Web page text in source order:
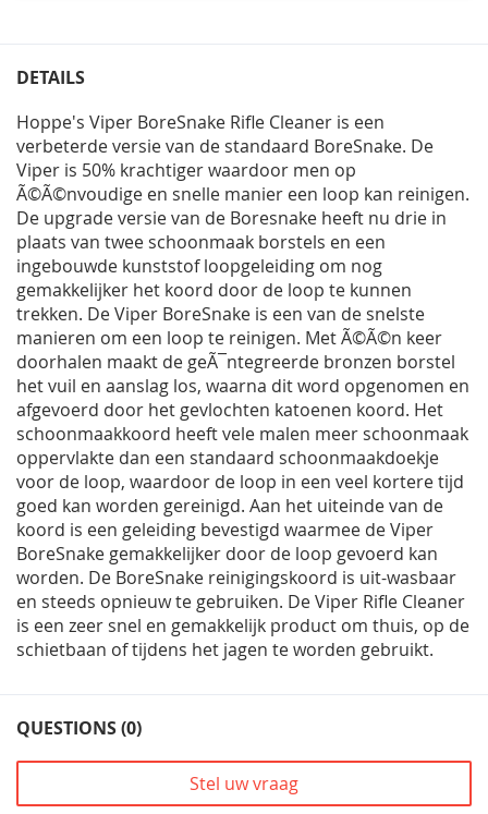
DETAILS
Hoppe's Viper BoreSnake Rifle Cleaner is een
verbeterde versie van de standaard BoreSnake. De
Viper is 50% krachtiger waardoor men op
Ã©Ã©nvoudige en snelle manier een loop kan reinigen.
De upgrade versie van de Boresnake heeft nu drie in
plaats van twee schoonmaak borstels en een
ingebouwde kunststof loopgeleiding om nog
gemakkelijker het koord door de loop te kunnen
trekken. De Viper BoreSnake is een van de snelste
manieren om een loop te reinigen. Met Ã©Ã©n keer
doorhalen maakt de geÃ¯ntegreerde bronzen borstel
het vuil en aanslag los, waarna dit word opgenomen en
afgevoerd door het gevlochten katoenen koord. Het
schoonmaakkoord heeft vele malen meer schoonmaak
oppervlakte dan een standaard schoonmaakdoekje
voor de loop, waardoor de loop in een veel kortere tijd
goed kan worden gereinigd. Aan het uiteinde van de
koord is een geleiding bevestigd waarmee de Viper
BoreSnake gemakkelijker door de loop gevoerd kan
worden. De BoreSnake reinigingskoord is uit-wasbaar
en steeds opnieuw te gebruiken. De Viper Rifle Cleaner
is een zeer snel en gemakkelijk product om thuis, op de
schietbaan of tijdens het jagen te worden gebruikt.
QUESTIONS (0)
Stel uw vraag